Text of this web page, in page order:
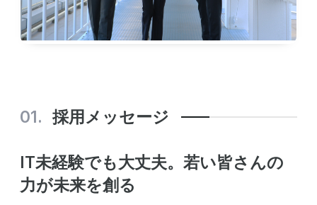
Recruit
新卒採用 中途採用
採用メッセージ
IT未経験でも大丈夫。若い皆さんの
力が未来を創る